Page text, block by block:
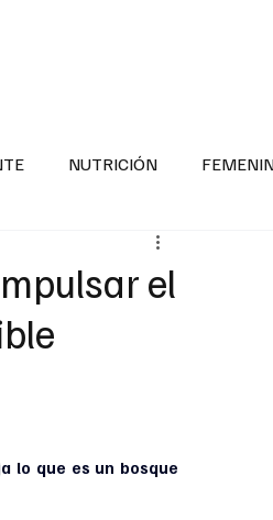
NUTRICIÓN
SALUD INFANTIL
SOCIAL
el
lo que es un bosque